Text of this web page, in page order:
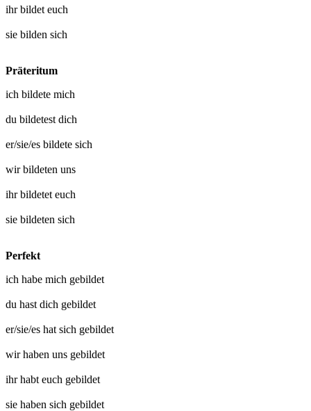
ihrbildet euch
sie bilden sich
Präteritum
ich bildete mich
du bildetest dich
er/sie/es bildete sich
wirbildeten uns
ihrbildetet euch
sie bildeten sich
Perfekt
ich habe mich gebildet
du hast dich gebildet
er/sie/es hat sich gebildet
wir haben uns gebildet
ihr habt euch gebildet
sie haben sich gebildet